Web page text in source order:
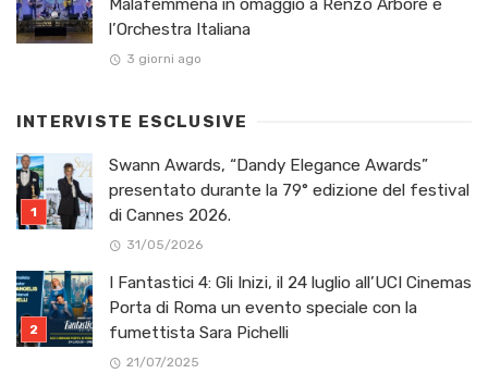
Malafemmena in omaggio a Renzo Arbore e
l’Orchestra Italiana ​
3 giorni ago
INTERVISTE ESCLUSIVE
Swann Awards, “Dandy Elegance Awards”
presentato durante la 79° edizione del festival
di Cannes 2026.
31/05/2026
I Fantastici 4: Gli Inizi, il 24 luglio all’UCI Cinemas
Porta di Roma un evento speciale con la
fumettista Sara Pichelli
21/07/2025